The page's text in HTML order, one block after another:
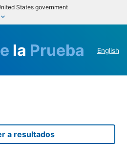
States government
la Prueba English
a resultados